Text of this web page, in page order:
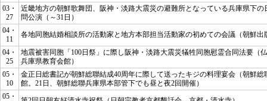
03・
27
近畿地方の朝鮮歌舞団、阪神・淡路大震災の避難所となっている兵庫県下の
問公演（～31日）
04・
11
各地同胞結婚相談所の活動家と地方本部担当活動家の初めての会議（朝鮮出
04・
25
地震被害同胞「100日祭」に際し阪神・淡路大震災犠牲同胞慰霊合同法要（
兵庫県教育会館）
05・
10
金正日総書記が朝鮮総聯結成40周年に際して送ったキジの料理宴会（朝鮮総
館。21日、朝鮮総聯兵庫県本部管下でも昼と夜2回開催）
05・